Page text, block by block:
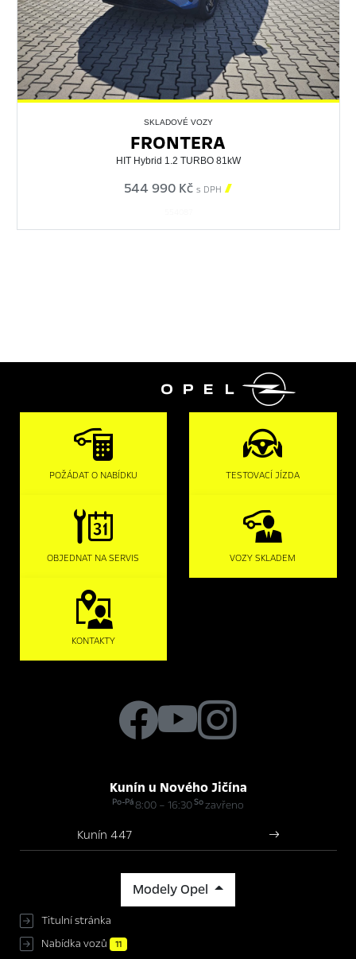
SKLADOVÉ VOZY
FRONTERA
HIT Hybrid 1.2 TURBO 81kW
544 990 Kč s DPH 

POŽÁDAT O NABÍDKU TESTOVACÍ JÍZDA
OBJEDNAT NA SERVIS VOZY SKLADEM
KONTAKTY
Kunín u Nového Jičína
Po-Pá8:00 – 16:30Sozavřeno
Kunín 447
Modely Opel
Titulní stránka
Nabídka vozů
11